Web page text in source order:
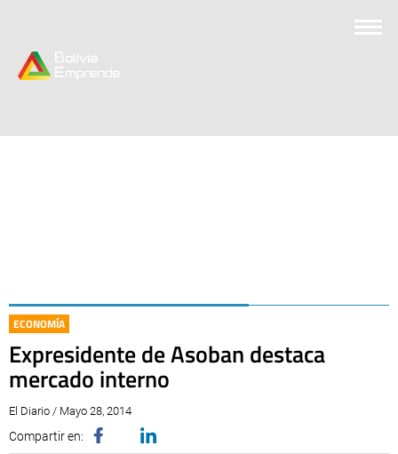
ECONOMÍA
Expresidente de Asoban destaca
mercado interno
El Diario / Mayo 28, 2014
Compartir en: